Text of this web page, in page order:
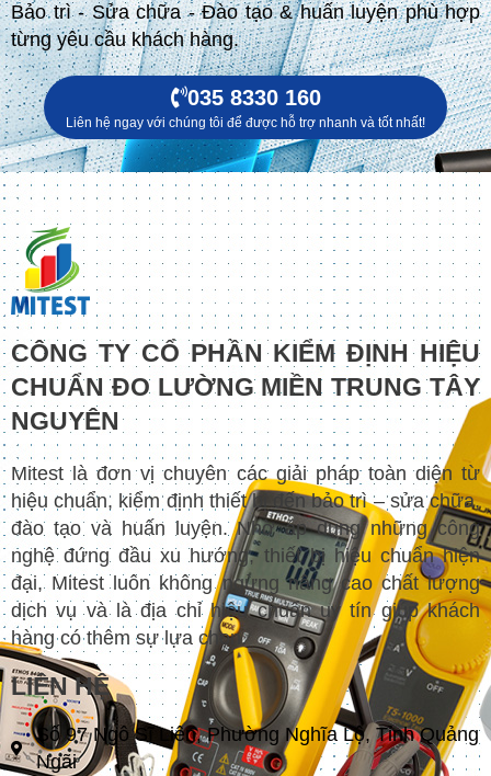
Bảo trì - Sửa chữa - Đào tạo & huấn luyện phù hợp
từng yêu cầu khách hàng.
035 8330 160
Liên hệ ngay với chúng tôi để được hỗ trợ nhanh và tốt nhất!
CÔNG TY CỔ PHẦN KIỂM ĐỊNH HIỆU
CHUẨN ĐO LƯỜNG MIỀN TRUNG TÂY
NGUYÊN
Mitest là đơn vị chuyên các giải pháp toàn diện từ
hiệu chuẩn, kiểm định thiết bị đến bảo trì – sửa chữa,
đào tạo và huấn luyện. Nhờ áp dụng những công
nghệ đứng đầu xu hướng, thiết bị hiệu chuẩn hiện
đại, Mitest luôn không ngừng nâng cao chất lượng
dịch vụ và là địa chỉ hiệu chuẩn uy tín giúp khách
hàng có thêm sự lựa chọn.
LIÊN HỆ
Số 97 Ngô Sĩ Liên, Phường Nghĩa Lộ, Tỉnh Quảng
Ngãi